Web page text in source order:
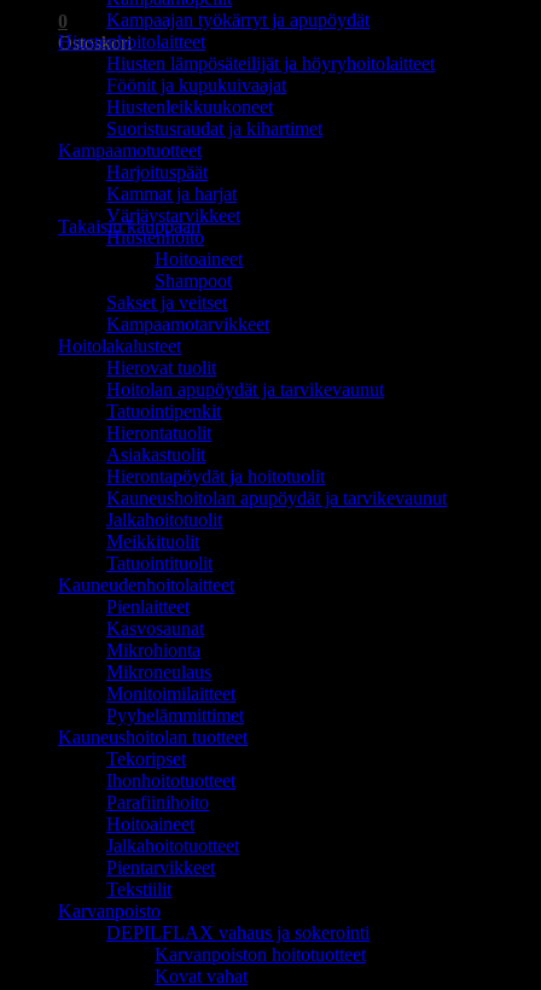
0
Ostoskori
Ostoskori on tyhjä.
Takaisin kauppaan
Kampaajan työkärryt ja apupöydät
Hiustenhoitolaitteet
Hiusten lämpösäteilijät ja höyryhoitolaitteet
Föönit ja kupukuivaajat
Hiustenleikkuukoneet
Suoristusraudat ja kihartimet
Kampaamotuotteet
Harjoituspäät
Kammat ja harjat
Värjäystarvikkeet
Hiustenhoito
Hoitoaineet
Shampoot
Sakset ja veitset
Kampaamotarvikkeet
Hoitolakalusteet
Hierovat tuolit
Hoitolan apupöydät ja tarvikevaunut
Tatuointipenkit
Hierontatuolit
Asiakastuolit
Hierontapöydät ja hoitotuolit
Kauneushoitolan apupöydät ja tarvikevaunut
Jalkahoitotuolit
Meikkituolit
Tatuointituolit
Kauneudenhoitolaitteet
Pienlaitteet
Kasvosaunat
Mikrohionta
Mikroneulaus
Monitoimilaitteet
Pyyhelämmittimet
Kauneushoitolan tuotteet
Tekoripset
Ihonhoitotuotteet
Parafiinihoito
Hoitoaineet
Jalkahoitotuotteet
Pientarvikkeet
Tekstiilit
Karvanpoisto
DEPILFLAX vahaus ja sokerointi
Karvanpoiston hoitotuotteet
Kovat vahat